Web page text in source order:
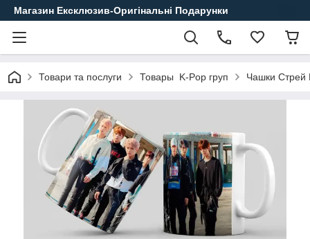
Магазин Ексклюзив-Оригінальні Подарунки
Товари та послуги Товары K-Pop груп Чашки Стрей